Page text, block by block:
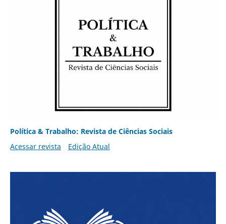
Política & Trabalho: Revista de Ciências Sociais
Acessar revista
Edição Atual